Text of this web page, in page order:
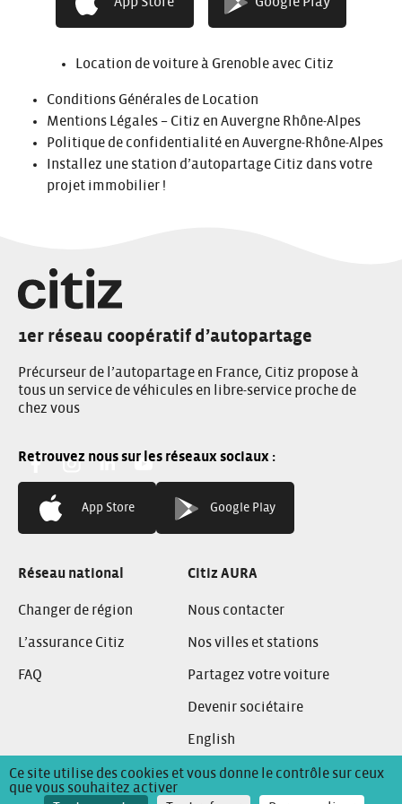
Alpes
Les stations en Auverne-Rhône-Alpes
Location de voiture à Grenoble avec Citiz
Conditions Générales de Location
Mentions Légales – Citiz en Auvergne Rhône-Alpes
Politique de confidentialité en Auvergne-Rhône-Alpes
Installez une station d’autopartage Citiz dans votre
projet immobilier !
1er réseau coopératif d’autopartage
Précurseur de l’autopartage en France, Citiz propose à
tous un service de véhicules en libre-service proche de
chez vous
App Store Google Play
Réseau national
Changer de région
L’assurance Citiz
FAQ
Citiz AURA
Nous contacter
Nos villes et stations
Partagez votre voiture
Devenir sociétaire
English
Conditions Générales de Location Mentions Légales
Ce site utilise des cookies et vous donne le contrôle sur ceux
que vous souhaitez activer